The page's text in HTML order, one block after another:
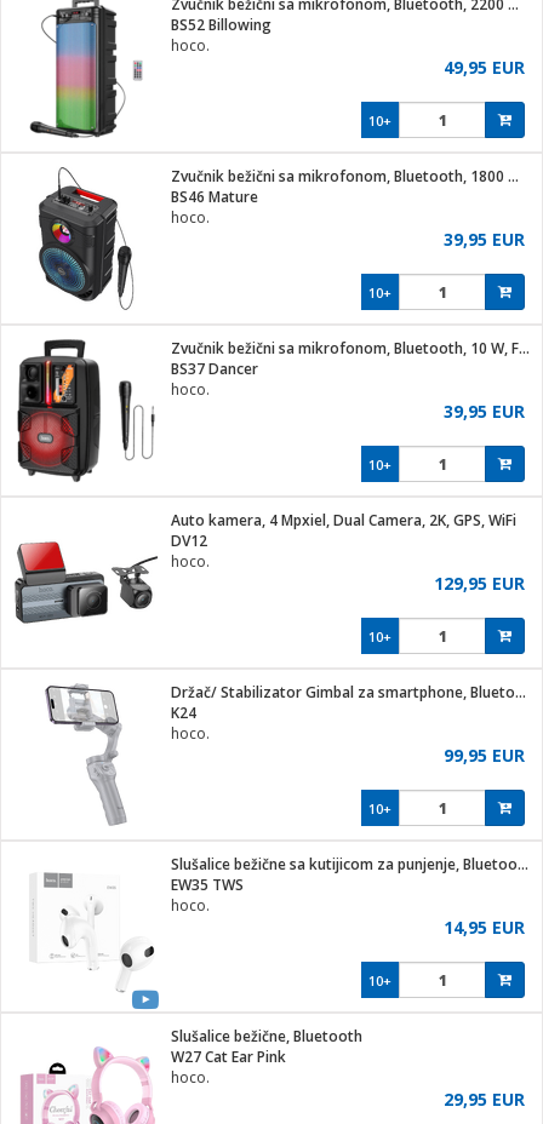
ostalo
Vitrine
/ Zdravlje
pribor
i kutije
osigurači
Zvučnik bežični sa mikrofonom, Bluetooth, 2200 mAh
BS52 Billowing
hoco.
49,95 EUR
10+
Zvučnik bežični sa mikrofonom, Bluetooth, 1800 mAh
BS46 Mature
hoco.
39,95 EUR
10+
Zvučnik bežični sa mikrofonom, Bluetooth, 10 W, FM,USB,AUX
BS37 Dancer
hoco.
39,95 EUR
10+
Auto kamera, 4 Mpxiel, Dual Camera, 2K, GPS, WiFi
DV12
hoco.
129,95 EUR
10+
Držač/ Stabilizator Gimbal za smartphone, Bluetooth
K24
hoco.
99,95 EUR
10+
Slušalice bežične sa kutijicom za punjenje, Bluetooth
EW35 TWS
hoco.
14,95 EUR
10+
Slušalice bežične, Bluetooth
W27 Cat Ear Pink
hoco.
29,95 EUR